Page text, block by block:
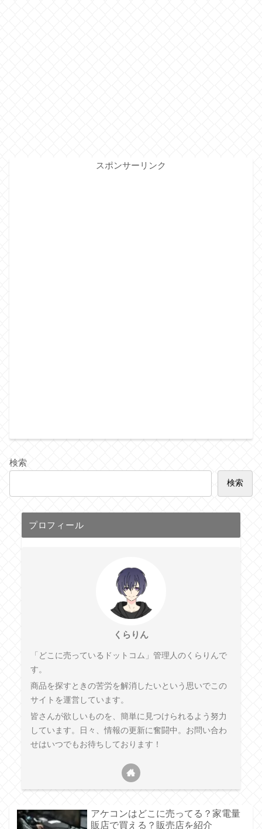
スポンサーリンク
検索
検索
プロフィール
くらりん
「どこに売っているドットコム」管理人のくらりんで
す。
商品を探すときの苦労を解消したいという思いでこの
サイトを運営しています。
皆さんが欲しいものを、簡単に見つけられるよう努力
しています。日々、情報の更新に奮闘中。お問い合わ
せはいつでもお待ちしております！
アケコンはどこに売ってる？家電量
販店で買える？販売店を紹介